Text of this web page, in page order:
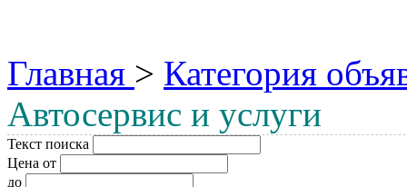
Главная > Категория
Автосервис и услуги
Текст поиска
Цена от
до